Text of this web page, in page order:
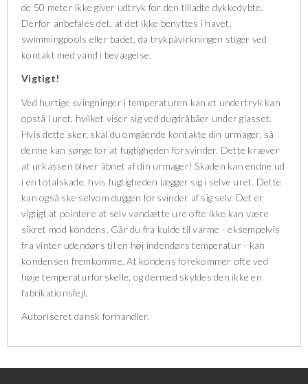
de 50 meter ikke giver udtryk for den tilladte dykkedybte.
Derfor anbefales det, at det ikke benyttes i havet,
swimmingpools eller badet, da trykpåvirkningen stiger ved
kontakt med vand i bevægelse.
Vigtigt!
Ved hurtige svingninger i temperaturen kan et undertryk kan
opstå i uret, hvilket viser sig ved dugdråbåer under glasset.
Hvis dette sker, skal du omgående kontakte din urmager, så
denne kan sørge for at fugtigheden forsvinder. Dette kræver
at urkassen bliver åbnet af din urmager! Skaden kan endne ud
i en totalskade, hvis fugtigheden lægger sig i selve uret. Dette
kan også ske selvom duggen forsvinder af sig selv. Det er
vigtigt at pointere at selv vandætte ure ofte ikke kan være
sikret mod kondens. Går du fra kulde til varme - eksempelvis
fra vinter udendørs til en høj indendørs temperatur - kan
kondensen fremkomme. At kondens forekommer ofte ved
høje temperaturforskelle, og dermed skyldes den ikke en
fabrikationsfejl.
Autoriseret dansk forhandler.